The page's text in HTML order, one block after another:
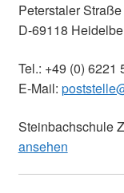
Peterstaler
D-69118
Tel.: +49 (0) 6221
E-Mail:
Steinbachschule
ansehen